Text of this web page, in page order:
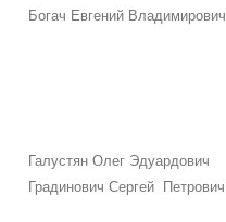
Богач Евгений Владимирович
Галустян Олег Эдуардович
Градинович Сергей Петрович